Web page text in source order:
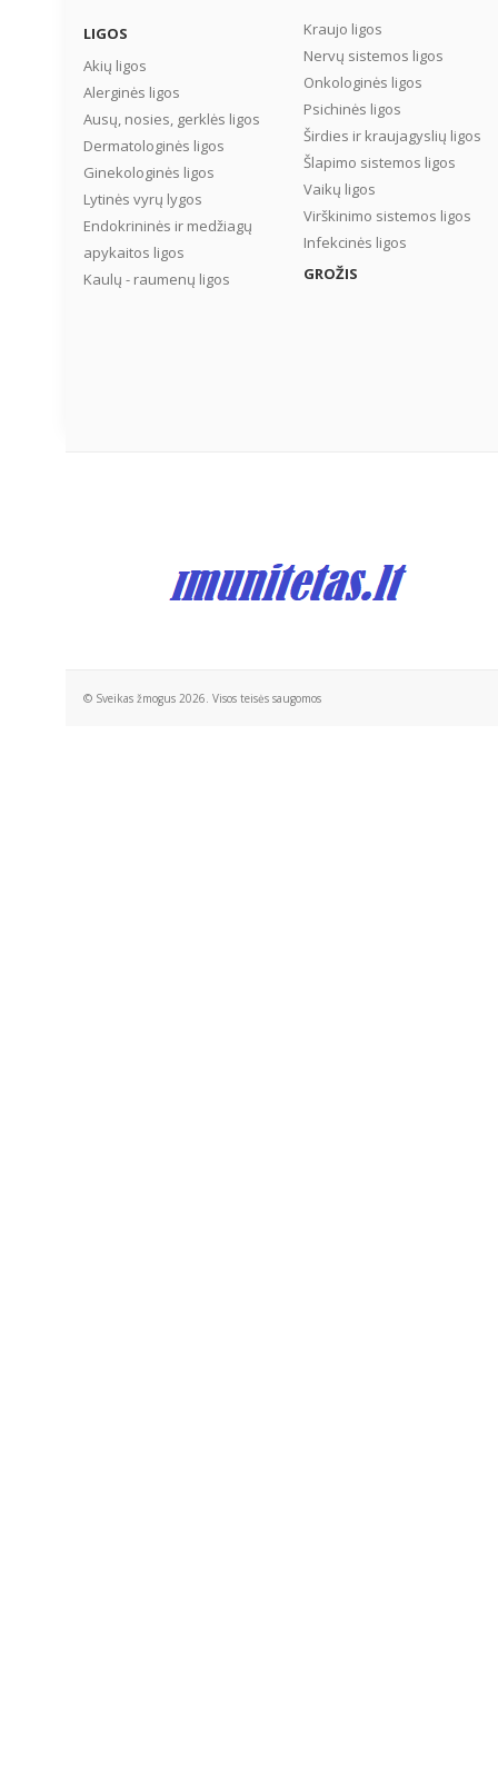
LIGOS
Akių ligos
Alerginės ligos
Ausų, nosies, gerklės ligos
Dermatologinės ligos
Ginekologinės ligos
Lytinės vyrų lygos
Endokrininės ir medžiagų
apykaitos ligos
Kaulų - raumenų ligos
Kraujo ligos
Nervų sistemos ligos
Onkologinės ligos
Psichinės ligos
Širdies ir kraujagyslių ligos
Šlapimo sistemos ligos
Vaikų ligos
Virškinimo sistemos ligos
Infekcinės ligos
GROŽIS
© Sveikas žmogus 2026. Visos teisės saugomos